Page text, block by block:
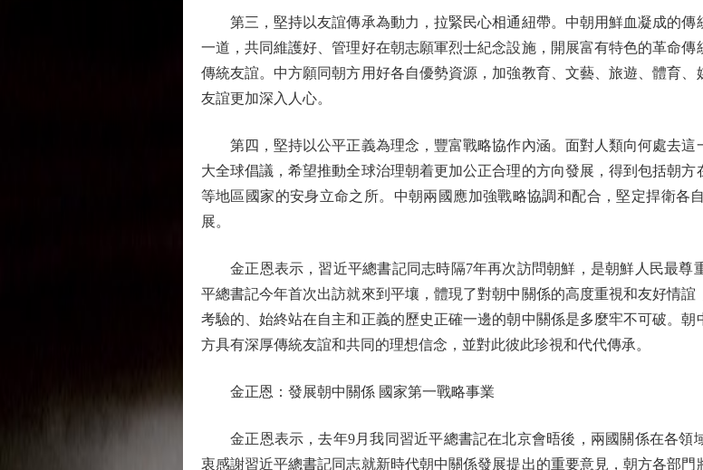
第三，堅持以友誼傳承為動力，拉緊民心相通紐帶。中朝用鮮血凝成的傳
一道，共同維護好、管理好在朝志願軍烈士紀念設施，開展富有特色的革命
傳統友誼。中方願同朝方用好各自優勢資源，加強教育、文藝、旅遊、體育
友誼更加深入人心。
第四，堅持以公平正義為理念，豐富戰略協作內涵。面對人類向何處去這
大全球倡議，希望推動全球治理朝着更加公正合理的方向發展，得到包括朝
等地區國家的安身立命之所。中朝兩國應加強戰略協調和配合，堅定捍衛各
展。
金正恩表示，習近平總書記同志時隔7年再次訪問朝鮮，是朝鮮人民最尊
平總書記今年首次出訪就來到平壤，體現了對朝中關係的高度重視和友好情
考驗的、始終站在自主和正義的歷史正確一邊的朝中關係是多麼牢不可破。
方具有深厚傳統友誼和共同的理想信念，並對此彼此珍視和代代傳承。
金正恩：發展朝中關係 國家第一戰略事業
金正恩表示，去年9月我同習近平總書記在北京會晤後，兩國關係在各領
衷感謝習近平總書記同志就新時代朝中關係發展提出的重要意見，朝方各部